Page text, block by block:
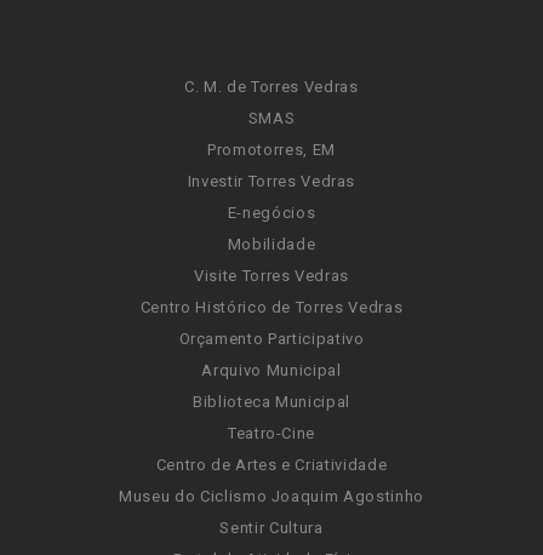
C. M. de Torres Vedras
SMAS
Promotorres, EM
Investir Torres Vedras
E-negócios
Mobilidade
Visite Torres Vedras
Centro Histórico de Torres Vedras
Orçamento Participativo
Arquivo Municipal
Biblioteca Municipal
Teatro-Cine
Centro de Artes e Criatividade
Museu do Ciclismo Joaquim Agostinho
Sentir Cultura